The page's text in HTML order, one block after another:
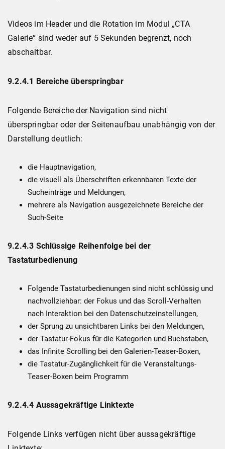
Videos im Header und die Rotation im Modul „CTA
Galerie“ sind weder auf 5 Sekunden begrenzt, noch
abschaltbar.
9.2.4.1 Bereiche überspringbar
Folgende Bereiche der Navigation sind nicht
überspringbar oder der Seitenaufbau unabhängig von der
Darstellung deutlich:
die Hauptnavigation,
die visuell als Überschriften erkennbaren Texte der
Sucheinträge und Meldungen,
mehrere als Navigation ausgezeichnete Bereiche der
Such-Seite
9.2.4.3 Schlüssige Reihenfolge bei der
Tastaturbedienung
Folgende Tastaturbedienungen sind nicht schlüssig und
nachvollziehbar: der Fokus und das Scroll-Verhalten
nach Interaktion bei den Datenschutzeinstellungen,
der Sprung zu unsichtbaren Links bei den Meldungen,
der Tastatur-Fokus für die Kategorien und Buchstaben,
das Infinite Scrolling bei den Galerien-Teaser-Boxen,
die Tastatur-Zugänglichkeit für die Veranstaltungs-
Teaser-Boxen beim Programm
9.2.4.4 Aussagekräftige Linktexte
Folgende Links verfügen nicht über aussagekräftige